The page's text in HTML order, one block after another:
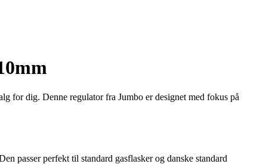
for dig. Denne regulator fra Jumbo er designet med fokus på
passer perfekt til standard gasflasker og danske standard